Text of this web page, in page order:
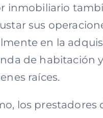
inmobiliario
sus
en la
de habitación y
raíces.
los prestadores